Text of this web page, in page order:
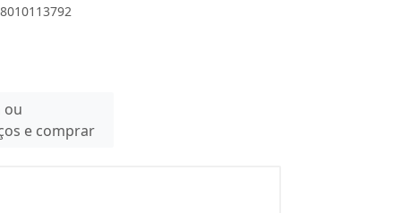
ou
e comprar